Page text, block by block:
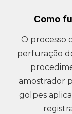
Como
O processo
perfuração
amostrador
golpes